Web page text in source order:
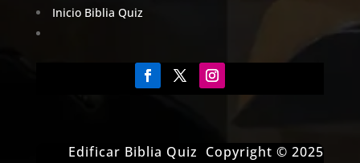
Inicio Biblia Quiz
Edificar Biblia Quiz Copyright © 2025